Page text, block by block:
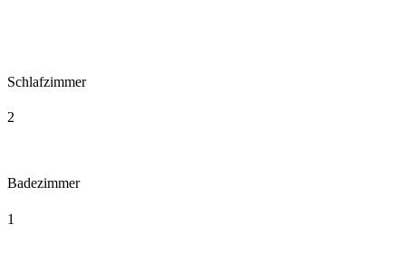
Schlafzimmer
2
Badezimmer
1